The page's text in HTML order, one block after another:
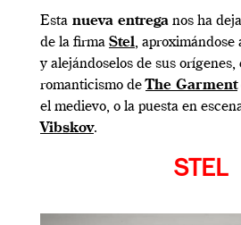
Esta nueva entrega nos ha
de la firma Stel, aproximándose
y alejándoselos de sus orígenes,
romanticismo deThe Garment
el medievo, o la puesta en
Vibskov.
STEL